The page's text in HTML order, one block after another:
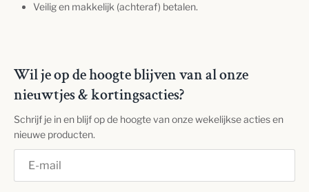
Veilig en makkelijk (achteraf) betalen.
Wil je op de hoogte blijven van al onze
nieuwtjes & kortingsacties?
Schrijf je in en blijf op de hoogte van onze wekelijkse acties en
nieuwe producten.